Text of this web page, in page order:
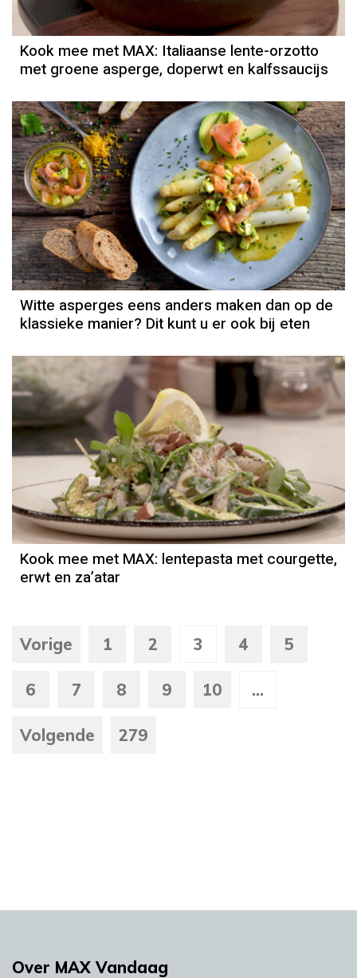
Kook mee met MAX: Italiaanse lente-orzotto
met groene asperge, doperwt en kalfssaucijs
Witte asperges eens anders maken dan op de
klassieke manier? Dit kunt u er ook bij eten
Kook mee met MAX: lentepasta met courgette,
erwt en za’atar
Vorige 1 2 3 4 5
6 7 8 9 10 ...
Volgende 279
Over MAX Vandaag